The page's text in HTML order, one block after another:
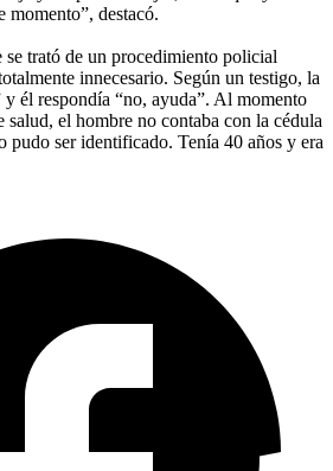
momento”, destacó.
trató de un procedimiento policial
innecesario. Según un testigo, la
él respondía “no, ayuda”. Al momento
salud, el hombre no contaba con la cédula
pudo ser identificado. Tenía 40 años y era